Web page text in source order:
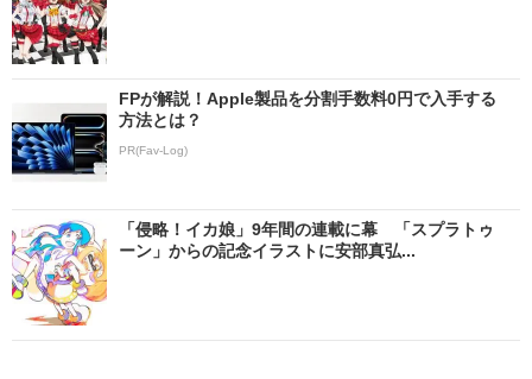
FPが解説！Apple製品を分割手数料0円で入手する
方法とは？
PR(Fav-Log)
「侵略！イカ娘」9年間の連載に幕 「スプラトゥ
ーン」からの記念イラストに安部真弘...